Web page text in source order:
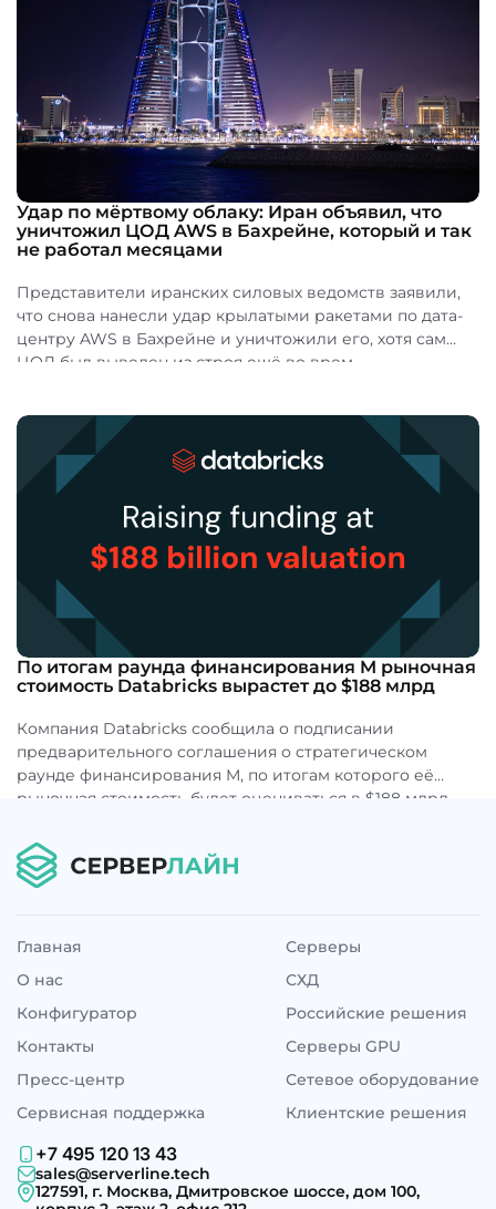
Удар по мёртвому облаку: Иран объявил, что
уничтожил ЦОД AWS в Бахрейне, который и так
не работал месяцами
Представители иранских силовых ведомств заявили,
что снова нанесли удар крылатыми ракетами по дата-
центру AWS в Бахрейне и уничтожили его, хотя сам
ЦОД был выведен из строя ещё во врем...
По итогам раунда финансирования M рыночная
стоимость Databricks вырастет до $188 млрд
Компания Databricks сообщила о подписании
предварительного соглашения о стратегическом
раунде финансирования M, по итогам которого её
рыночная стоимость будет оцениваться в $188 млрд. ...
Главная
О нас
Конфигуратор
Контакты
Пресс-центр
Сервисная поддержка
Серверы
СХД
Российские решения
Серверы GPU
Сетевое оборудование
Клиентские решения
+7 495 120 13 43
sales@serverline.tech
127591, г. Москва, Дмитровское шоссе, дом 100,